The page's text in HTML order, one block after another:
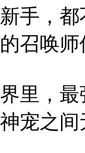
手，
召唤师
里，
宠之